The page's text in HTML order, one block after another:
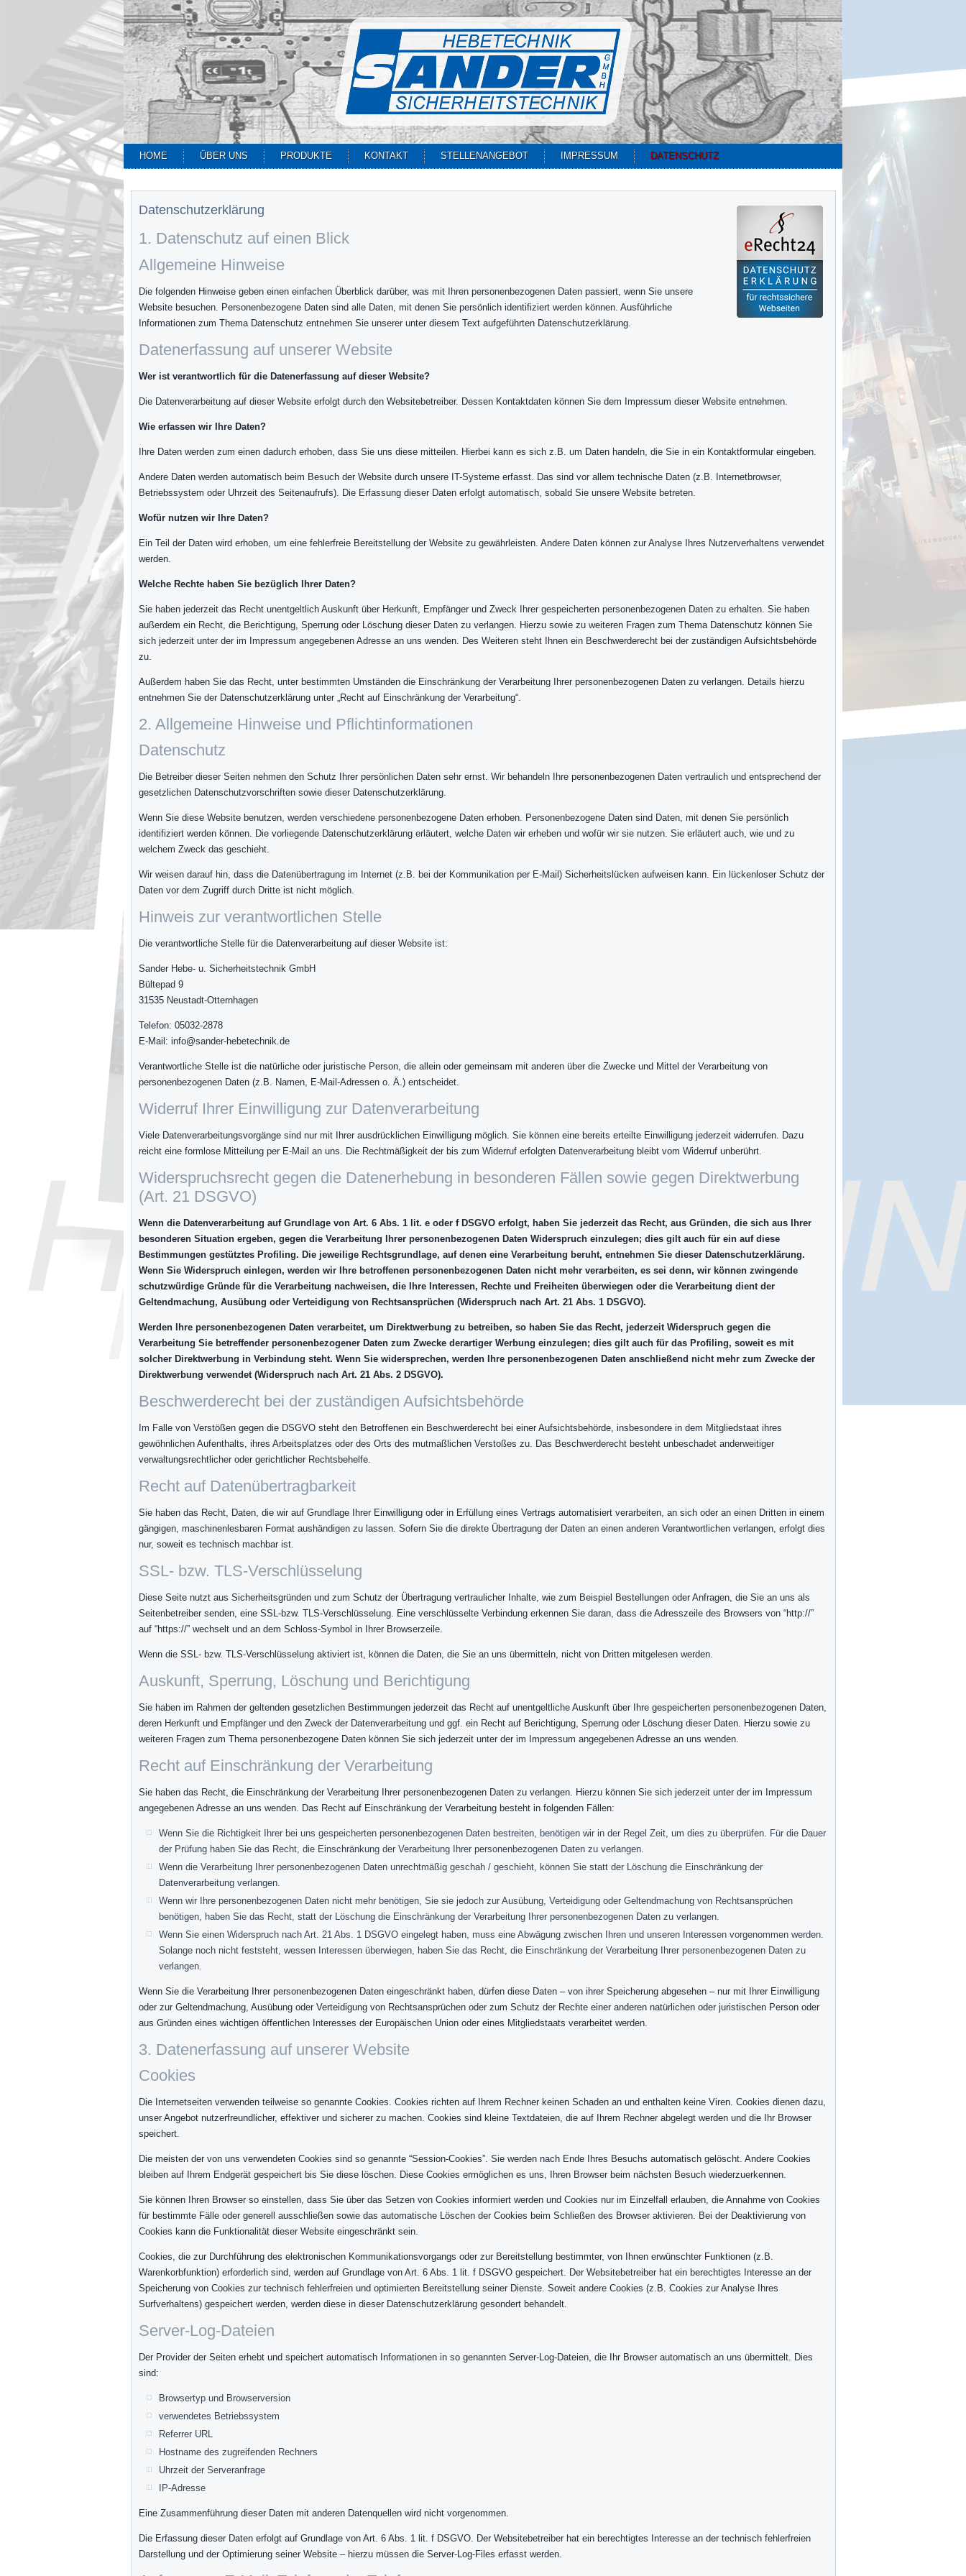
HOME ÜBER UNS PRODUKTE KONTAKT STELLENANGEBOT IMPRESSUM DATENSCHUTZ
Datenschutzerklärung
1. Datenschutz auf einen Blick
Allgemeine Hinweise
Die folgenden Hinweise geben einen einfachen Überblick darüber, was mit Ihren personenbezogenen Daten passiert, wenn Sie unsere
Website besuchen. Personenbezogene Daten sind alle Daten, mit denen Sie persönlich identifiziert werden können. Ausführliche
Informationen zum Thema Datenschutz entnehmen Sie unserer unter diesem Text aufgeführten Datenschutzerklärung.
Datenerfassung auf unserer Website
Wer ist verantwortlich für die Datenerfassung auf dieser Website?
Die Datenverarbeitung auf dieser Website erfolgt durch den Websitebetreiber. Dessen Kontaktdaten können Sie dem Impressum dieser Website entnehmen.
Wie erfassen wir Ihre Daten?
Ihre Daten werden zum einen dadurch erhoben, dass Sie uns diese mitteilen. Hierbei kann es sich z.B. um Daten handeln, die Sie in ein Kontaktformular eingeben.
Andere Daten werden automatisch beim Besuch der Website durch unsere IT-Systeme erfasst. Das sind vor allem technische Daten (z.B. Internetbrowser,
Betriebssystem oder Uhrzeit des Seitenaufrufs). Die Erfassung dieser Daten erfolgt automatisch, sobald Sie unsere Website betreten.
Wofür nutzen wir Ihre Daten?
Ein Teil der Daten wird erhoben, um eine fehlerfreie Bereitstellung der Website zu gewährleisten. Andere Daten können zur Analyse Ihres Nutzerverhaltens verwendet
werden.
Welche Rechte haben Sie bezüglich Ihrer Daten?
Sie haben jederzeit das Recht unentgeltlich Auskunft über Herkunft, Empfänger und Zweck Ihrer gespeicherten personenbezogenen Daten zu erhalten. Sie haben
außerdem ein Recht, die Berichtigung, Sperrung oder Löschung dieser Daten zu verlangen. Hierzu sowie zu weiteren Fragen zum Thema Datenschutz können Sie
sich jederzeit unter der im Impressum angegebenen Adresse an uns wenden. Des Weiteren steht Ihnen ein Beschwerderecht bei der zuständigen Aufsichtsbehörde
zu.
Außerdem haben Sie das Recht, unter bestimmten Umständen die Einschränkung der Verarbeitung Ihrer personenbezogenen Daten zu verlangen. Details hierzu
entnehmen Sie der Datenschutzerklärung unter „Recht auf Einschränkung der Verarbeitung“.
2. Allgemeine Hinweise und Pflichtinformationen
Datenschutz
Die Betreiber dieser Seiten nehmen den Schutz Ihrer persönlichen Daten sehr ernst. Wir behandeln Ihre personenbezogenen Daten vertraulich und entsprechend der
gesetzlichen Datenschutzvorschriften sowie dieser Datenschutzerklärung.
Wenn Sie diese Website benutzen, werden verschiedene personenbezogene Daten erhoben. Personenbezogene Daten sind Daten, mit denen Sie persönlich
identifiziert werden können. Die vorliegende Datenschutzerklärung erläutert, welche Daten wir erheben und wofür wir sie nutzen. Sie erläutert auch, wie und zu
welchem Zweck das geschieht.
Wir weisen darauf hin, dass die Datenübertragung im Internet (z.B. bei der Kommunikation per E-Mail) Sicherheitslücken aufweisen kann. Ein lückenloser Schutz der
Daten vor dem Zugriff durch Dritte ist nicht möglich.
Hinweis zur verantwortlichen Stelle
Die verantwortliche Stelle für die Datenverarbeitung auf dieser Website ist:
Sander Hebe- u. Sicherheitstechnik GmbH
Bültepad 9
31535 Neustadt-Otternhagen
Telefon: 05032-2878
E-Mail: info@sander-hebetechnik.de
Verantwortliche Stelle ist die natürliche oder juristische Person, die allein oder gemeinsam mit anderen über die Zwecke und Mittel der Verarbeitung von
personenbezogenen Daten (z.B. Namen, E-Mail-Adressen o. Ä.) entscheidet.
Widerruf Ihrer Einwilligung zur Datenverarbeitung
Viele Datenverarbeitungsvorgänge sind nur mit Ihrer ausdrücklichen Einwilligung möglich. Sie können eine bereits erteilte Einwilligung jederzeit widerrufen. Dazu
reicht eine formlose Mitteilung per E-Mail an uns. Die Rechtmäßigkeit der bis zum Widerruf erfolgten Datenverarbeitung bleibt vom Widerruf unberührt.
Widerspruchsrecht gegen die Datenerhebung in besonderen Fällen sowie gegen Direktwerbung
(Art. 21 DSGVO)
Wenn die Datenverarbeitung auf Grundlage von Art. 6 Abs. 1 lit. e oder f DSGVO erfolgt, haben Sie jederzeit das Recht, aus Gründen, die sich aus Ihrer
besonderen Situation ergeben, gegen die Verarbeitung Ihrer personenbezogenen Daten Widerspruch einzulegen; dies gilt auch für ein auf diese
Bestimmungen gestütztes Profiling. Die jeweilige Rechtsgrundlage, auf denen eine Verarbeitung beruht, entnehmen Sie dieser Datenschutzerklärung.
Wenn Sie Widerspruch einlegen, werden wir Ihre betroffenen personenbezogenen Daten nicht mehr verarbeiten, es sei denn, wir können zwingende
schutzwürdige Gründe für die Verarbeitung nachweisen, die Ihre Interessen, Rechte und Freiheiten überwiegen oder die Verarbeitung dient der
Geltendmachung, Ausübung oder Verteidigung von Rechtsansprüchen (Widerspruch nach Art. 21 Abs. 1 DSGVO).
Werden Ihre personenbezogenen Daten verarbeitet, um Direktwerbung zu betreiben, so haben Sie das Recht, jederzeit Widerspruch gegen die
Verarbeitung Sie betreffender personenbezogener Daten zum Zwecke derartiger Werbung einzulegen; dies gilt auch für das Profiling, soweit es mit
solcher Direktwerbung in Verbindung steht. Wenn Sie widersprechen, werden Ihre personenbezogenen Daten anschließend nicht mehr zum Zwecke der
Direktwerbung verwendet (Widerspruch nach Art. 21 Abs. 2 DSGVO).
Beschwerderecht bei der zuständigen Aufsichtsbehörde
Im Falle von Verstößen gegen die DSGVO steht den Betroffenen ein Beschwerderecht bei einer Aufsichtsbehörde, insbesondere in dem Mitgliedstaat ihres
gewöhnlichen Aufenthalts, ihres Arbeitsplatzes oder des Orts des mutmaßlichen Verstoßes zu. Das Beschwerderecht besteht unbeschadet anderweitiger
verwaltungsrechtlicher oder gerichtlicher Rechtsbehelfe.
Recht auf Datenübertragbarkeit
Sie haben das Recht, Daten, die wir auf Grundlage Ihrer Einwilligung oder in Erfüllung eines Vertrags automatisiert verarbeiten, an sich oder an einen Dritten in einem
gängigen, maschinenlesbaren Format aushändigen zu lassen. Sofern Sie die direkte Übertragung der Daten an einen anderen Verantwortlichen verlangen, erfolgt dies
nur, soweit es technisch machbar ist.
SSL- bzw. TLS-Verschlüsselung
Diese Seite nutzt aus Sicherheitsgründen und zum Schutz der Übertragung vertraulicher Inhalte, wie zum Beispiel Bestellungen oder Anfragen, die Sie an uns als
Seitenbetreiber senden, eine SSL-bzw. TLS-Verschlüsselung. Eine verschlüsselte Verbindung erkennen Sie daran, dass die Adresszeile des Browsers von “http://”
auf “https://” wechselt und an dem Schloss-Symbol in Ihrer Browserzeile.
Wenn die SSL- bzw. TLS-Verschlüsselung aktiviert ist, können die Daten, die Sie an uns übermitteln, nicht von Dritten mitgelesen werden.
Auskunft, Sperrung, Löschung und Berichtigung
Sie haben im Rahmen der geltenden gesetzlichen Bestimmungen jederzeit das Recht auf unentgeltliche Auskunft über Ihre gespeicherten personenbezogenen Daten,
deren Herkunft und Empfänger und den Zweck der Datenverarbeitung und ggf. ein Recht auf Berichtigung, Sperrung oder Löschung dieser Daten. Hierzu sowie zu
weiteren Fragen zum Thema personenbezogene Daten können Sie sich jederzeit unter der im Impressum angegebenen Adresse an uns wenden.
Recht auf Einschränkung der Verarbeitung
Sie haben das Recht, die Einschränkung der Verarbeitung Ihrer personenbezogenen Daten zu verlangen. Hierzu können Sie sich jederzeit unter der im Impressum
angegebenen Adresse an uns wenden. Das Recht auf Einschränkung der Verarbeitung besteht in folgenden Fällen:
Wenn Sie die Richtigkeit Ihrer bei uns gespeicherten personenbezogenen Daten bestreiten, benötigen wir in der Regel Zeit, um dies zu überprüfen. Für die Dauer
der Prüfung haben Sie das Recht, die Einschränkung der Verarbeitung Ihrer personenbezogenen Daten zu verlangen.
Wenn die Verarbeitung Ihrer personenbezogenen Daten unrechtmäßig geschah / geschieht, können Sie statt der Löschung die Einschränkung der
Datenverarbeitung verlangen.
Wenn wir Ihre personenbezogenen Daten nicht mehr benötigen, Sie sie jedoch zur Ausübung, Verteidigung oder Geltendmachung von Rechtsansprüchen
benötigen, haben Sie das Recht, statt der Löschung die Einschränkung der Verarbeitung Ihrer personenbezogenen Daten zu verlangen.
Wenn Sie einen Widerspruch nach Art. 21 Abs. 1 DSGVO eingelegt haben, muss eine Abwägung zwischen Ihren und unseren Interessen vorgenommen werden.
Solange noch nicht feststeht, wessen Interessen überwiegen, haben Sie das Recht, die Einschränkung der Verarbeitung Ihrer personenbezogenen Daten zu
verlangen.
Wenn Sie die Verarbeitung Ihrer personenbezogenen Daten eingeschränkt haben, dürfen diese Daten – von ihrer Speicherung abgesehen – nur mit Ihrer Einwilligung
oder zur Geltendmachung, Ausübung oder Verteidigung von Rechtsansprüchen oder zum Schutz der Rechte einer anderen natürlichen oder juristischen Person oder
aus Gründen eines wichtigen öffentlichen Interesses der Europäischen Union oder eines Mitgliedstaats verarbeitet werden.
3. Datenerfassung auf unserer Website
Cookies
Die Internetseiten verwenden teilweise so genannte Cookies. Cookies richten auf Ihrem Rechner keinen Schaden an und enthalten keine Viren. Cookies dienen dazu,
unser Angebot nutzerfreundlicher, effektiver und sicherer zu machen. Cookies sind kleine Textdateien, die auf Ihrem Rechner abgelegt werden und die Ihr Browser
speichert.
Die meisten der von uns verwendeten Cookies sind so genannte “Session-Cookies”. Sie werden nach Ende Ihres Besuchs automatisch gelöscht. Andere Cookies
bleiben auf Ihrem Endgerät gespeichert bis Sie diese löschen. Diese Cookies ermöglichen es uns, Ihren Browser beim nächsten Besuch wiederzuerkennen.
Sie können Ihren Browser so einstellen, dass Sie über das Setzen von Cookies informiert werden und Cookies nur im Einzelfall erlauben, die Annahme von Cookies
für bestimmte Fälle oder generell ausschließen sowie das automatische Löschen der Cookies beim Schließen des Browser aktivieren. Bei der Deaktivierung von
Cookies kann die Funktionalität dieser Website eingeschränkt sein.
Cookies, die zur Durchführung des elektronischen Kommunikationsvorgangs oder zur Bereitstellung bestimmter, von Ihnen erwünschter Funktionen (z.B.
Warenkorbfunktion) erforderlich sind, werden auf Grundlage von Art. 6 Abs. 1 lit. f DSGVO gespeichert. Der Websitebetreiber hat ein berechtigtes Interesse an der
Speicherung von Cookies zur technisch fehlerfreien und optimierten Bereitstellung seiner Dienste. Soweit andere Cookies (z.B. Cookies zur Analyse Ihres
Surfverhaltens) gespeichert werden, werden diese in dieser Datenschutzerklärung gesondert behandelt.
Server-Log-Dateien
Der Provider der Seiten erhebt und speichert automatisch Informationen in so genannten Server-Log-Dateien, die Ihr Browser automatisch an uns übermittelt. Dies
sind:
Browsertyp und Browserversion
verwendetes Betriebssystem
Referrer URL
Hostname des zugreifenden Rechners
Uhrzeit der Serveranfrage
IP-Adresse
Eine Zusammenführung dieser Daten mit anderen Datenquellen wird nicht vorgenommen.
Die Erfassung dieser Daten erfolgt auf Grundlage von Art. 6 Abs. 1 lit. f DSGVO. Der Websitebetreiber hat ein berechtigtes Interesse an der technisch fehlerfreien
Darstellung und der Optimierung seiner Website – hierzu müssen die Server-Log-Files erfasst werden.